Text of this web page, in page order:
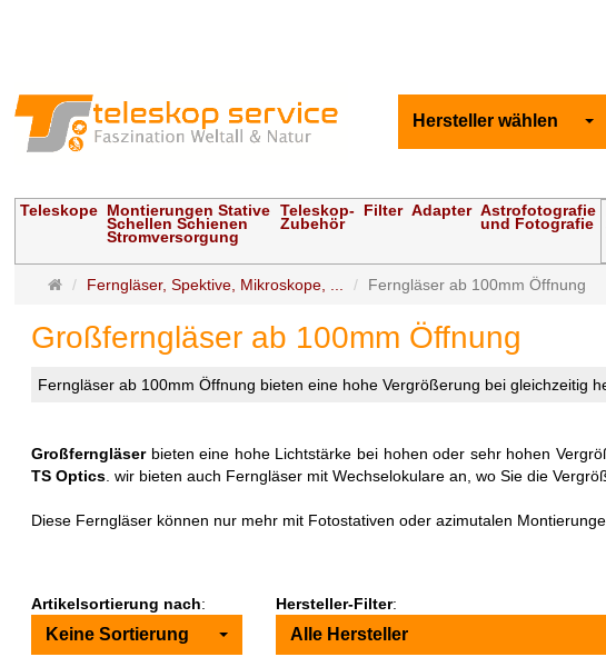
Hersteller wählen
Teleskope Montierungen Stative
Schellen Schienen
Stromversorgung
Teleskop-
Zubehör
Filter Adapter Astrofotografie
und Fotografie
Startseite
Ferngläser, Spektive, Mikroskope, ... Ferngläser ab 100mm Öffnung
Großferngläser ab 100mm Öffnung
Ferngläser ab 100mm Öffnung bieten eine hohe Vergrößerung bei gleichzeitig
Großferngläserbieten eine hohe Lichtstärke bei hohen oder sehr hohen
TS Optics . wir bieten auch Ferngläser mit Wechselokulare an, wo Sie die
Diese Ferngläser können nur mehr mit Fotostativen oder azimutalen
Artikelsortierung nach:
Keine Sortierung
Hersteller-Filter:
Alle Hersteller